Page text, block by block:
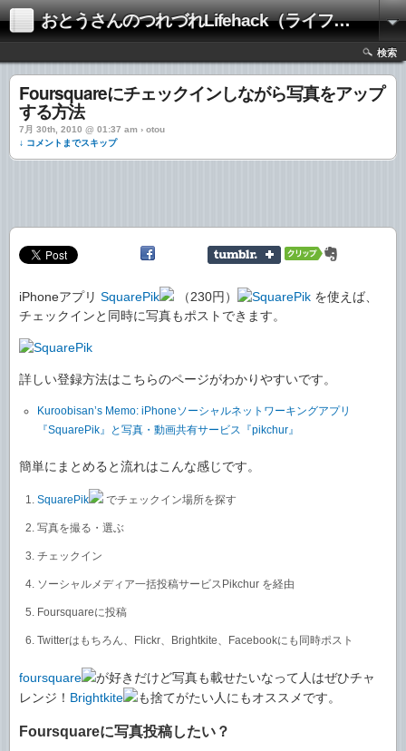
おとうさんのつれづれLifehack（ライフハック）
検索
Foursquareにチェックインしながら写真をアップ
する方法
7月 30th, 2010 @ 01:37 am › otou
↓ コメントまでスキップ
iPhoneアプリ SquarePik （230円）
を使えば、
チェックインと同時に写真もポストできます。
詳しい登録方法はこちらのページがわかりやすいです。
Kuroobisan’s Memo: iPhoneソーシャルネットワーキングアプリ
『SquarePik』と写真・動画共有サービス『pikchur』
簡単にまとめると流れはこんな感じです。
SquarePik でチェックイン場所を探す
写真を撮る・選ぶ
チェックイン
ソーシャルメディア一括投稿サービスPikchur を経由
Foursquareに投稿
Twitterはもちろん、Flickr、Brightkite、Facebookにも同時ポスト
foursquare
が好きだけど写真も載せたいなって人はぜひチャ
レンジ！ Brightkite も捨てがたい人にもオススメです。
Foursquareに写真投稿したい？